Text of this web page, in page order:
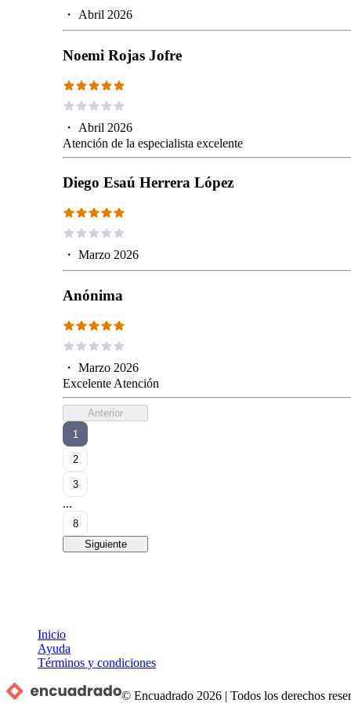
・ Abril 2026
Noemi Rojas Jofre
・ Abril 2026
Atención de la especialista excelente
Diego Esaú Herrera López
・ Marzo 2026
Anónima
・ Marzo 2026
Excelente Atención
Anterior
1
2
3
...
8
Siguiente
Inicio
Ayuda
Términos y condiciones
© Encuadrado 2026 |Todos los derechos